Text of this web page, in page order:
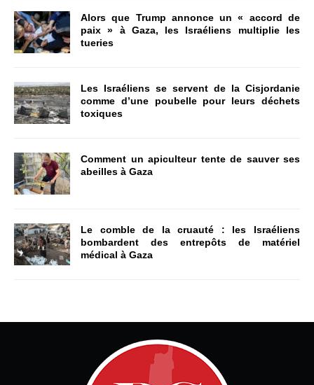
Alors que Trump annonce un « accord de
paix » à Gaza, les Israéliens multiplie les
tueries
Les Israéliens se servent de la Cisjordanie
comme d’une poubelle pour leurs déchets
toxiques
Comment un apiculteur tente de sauver ses
abeilles à Gaza
Le comble de la cruauté : les Israéliens
bombardent des entrepôts de matériel
médical à Gaza